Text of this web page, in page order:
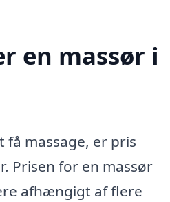
en massør i
få massage, er pris
Prisen for en massør
afhængigt af flere